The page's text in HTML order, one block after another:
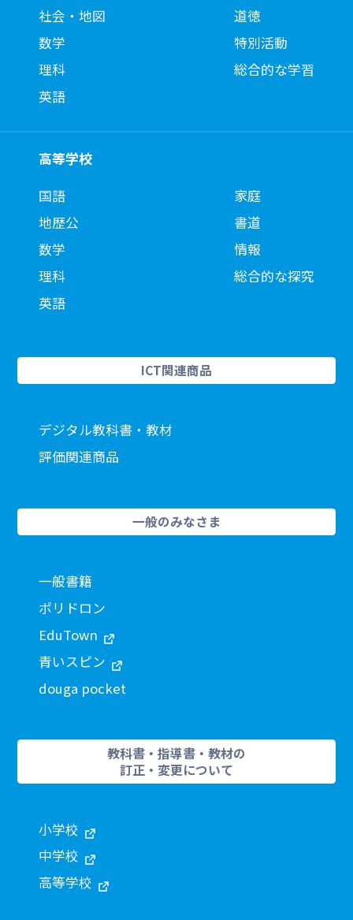
社会・地図
数学
理科
英語
道徳
特別活動
総合的な学習
高等学校
国語
地歴公
数学
理科
英語
家庭
書道
情報
総合的な探究
ICT関連商品
デジタル教科書・教材
評価関連商品
一般のみなさま
一般書籍
ポリドロン
EduTown
青いスピン
douga pocket
教科書・指導書・教材の
訂正・変更について
小学校
中学校
高等学校